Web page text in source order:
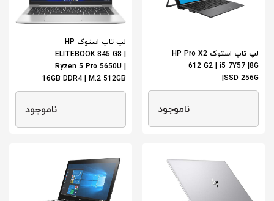
لپ تاپ استوک HP Pro X2
612 G2 | i5 7Y57 |8G
|SSD 256G
ناموجود
لپ تاپ استوک HP
ELITEBOOK 845 G8 |
Ryzen 5 Pro 5650U |
16GB DDR4 | M.2 512GB
ناموجود